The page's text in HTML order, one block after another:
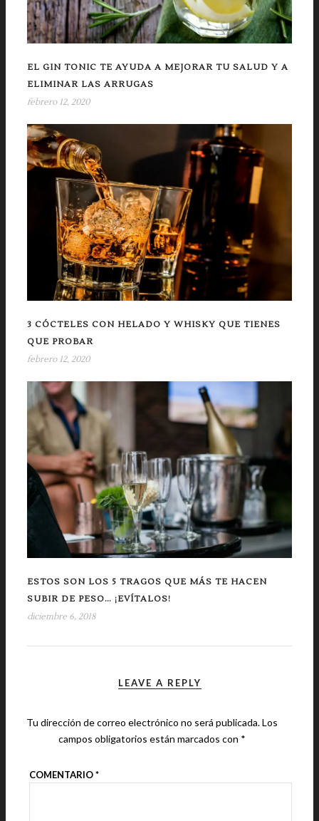
EL GIN TONIC TE AYUDA A MEJORAR TU SALUD Y A
ELIMINAR LAS ARRUGAS
febrero 12, 2020
3 CÓCTELES CON HELADO Y WHISKY QUE TIENES
QUE PROBAR
febrero 12, 2020
ESTOS SON LOS 5 TRAGOS QUE MÁS TE HACEN
SUBIR DE PESO… ¡EVÍTALOS!
diciembre 6, 2018
LEAVE A REPLY
Tu dirección de correo electrónico no será publicada.Los
campos obligatorios están marcados con *
COMENTARIO*